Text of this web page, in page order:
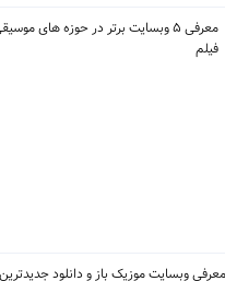
معرفی ۵ وبسایت برتر در حوزه های موسیقی ، خبری و
موزیک باز و دانلود جدیدترین آهنگ های